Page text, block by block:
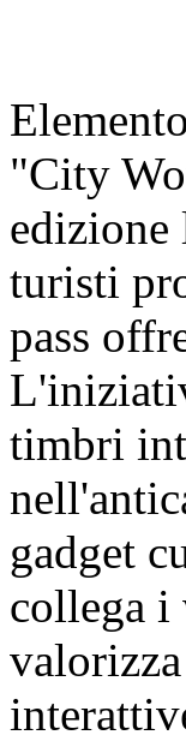
"City
turisti
pass
timbri
gadget
collega i